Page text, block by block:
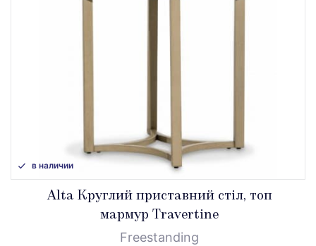
в наличии
Alta Круглий приставний стіл, топ
мармур Travertine
Freestanding